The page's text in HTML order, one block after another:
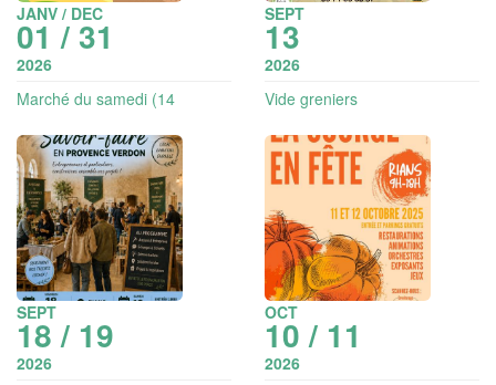
JANV / DEC
01 / 31
2026
Marché du samedi (14
SEPT
13
2026
Vide greniers
SEPT
18 / 19
2026
OCT
10 / 11
2026